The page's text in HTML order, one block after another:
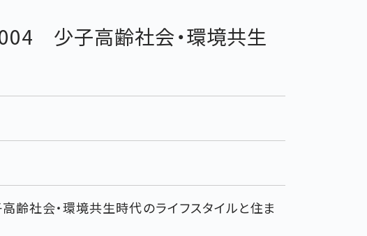
少子高齢社会・環境共生
社会・環境共生時代のライフスタイルと住ま